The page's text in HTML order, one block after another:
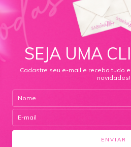
SEJA UMA
Cadastre seu e-mail e receba tudo
novidades!